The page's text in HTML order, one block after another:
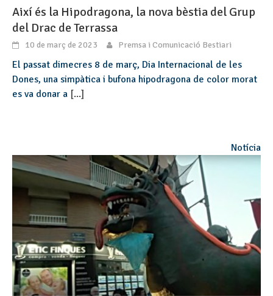
Així és la Hipodragona, la nova bèstia del Grup
del Drac de Terrassa
10 de març de 2023 Premsa i Comunicació Bestiari
El passat dimecres 8 de març, Dia Internacional de les
Dones, una simpàtica i bufona hipodragona de color morat
es va donar a [...]
Notícia